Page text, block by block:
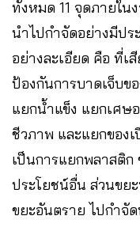
ทั้งหมด 11 จุดภายใน
นำไปกำจัดอย่างมีปร
อย่างละเอียด คือ ที่เ
ป้องกันการบาดเจ็บข
แยกน้ำแข็ง แยกเศษ
ชีวภาพ และแยกของ
เป็นการแยกพลาสติก
ประโยชน์อื่น ส่วนขย
ขยะอันตราย ไปกำจั